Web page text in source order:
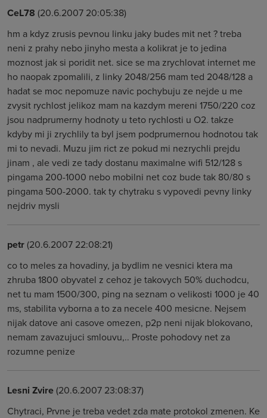
CeL78 (20.6.2007 20:05:38)
hm a kdyz zrusis pevnou linku jaky budes mit net ? treba
neni z prahy nebo jinyho mesta a kolikrat je to jedina
moznost jak si poridit net. sice se ma zrychlovat internet me
ho naopak zpomalili, z linky 2048/256 mam ted 2048/128 a
hadat se moc nepomuze navic pochybuju ze nejde u me
zvysit rychlost jelikoz mam na kazdym mereni 1750/220 coz
jsou nadprumerny hodnoty u teto rychlosti u O2. takze
kdyby mi ji zrychlily ta byl jsem podprumernou hodnotou tak
mi to nevadi. Muzu jim rict ze pokud mi nezrychli prejdu
jinam , ale vedi ze tady dostanu maximalne wifi 512/128 s
pingama 200-1000 nebo mobilni net coz bude tak 80/80 s
pingama 500-2000. tak ty chytraku s vypovedi pevny linky
nejdriv mysli
petr(20.6.2007 22:08:21)
co to meles za hovadiny, ja bydlim ne vesnici ktera ma
zhruba 1800 obyvatel z cehoz je takovych 50% duchodcu,
net tu mam 1500/300, ping na seznam o velikosti 1000 je 40
ms, stabilita vyborna a to za necele 400 mesicne. Nejsem
nijak datove ani casove omezen, p2p neni nijak blokovano,
nemam zavazujuci smlouvu,.. Proste pohodovy net za
rozumne penize
Lesni Zvire(20.6.2007 23:08:37)
Chytraci, Prvne je treba vedet zda mate protokol zmenen. Ke